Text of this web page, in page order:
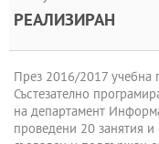
РЕАЛИЗИРАН
През 2016/2017 учебна
Състезателно
на департамент
проведени 20 занятия